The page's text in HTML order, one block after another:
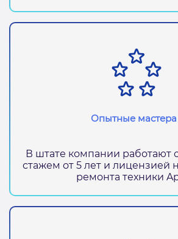
Опытные мастера
В штате компании работают
стажем от 5 лет и лицензией
ремонта техники